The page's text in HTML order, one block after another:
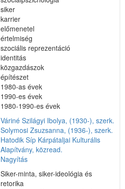
siker
karrier
előmenetel
értelmiség
szociális reprezentáció
identitás
közgazdászok
építészet
1980-as évek
1990-es évek
1980-1990-es évek
Váriné Szilágyi Ibolya, (1930-), szerk.
Solymosi Zsuzsanna, (1936-), szerk.
Hatodik Síp Kárpátaljai Kulturális
Alapítvány, közread.
Nagyítás
Siker-minta, siker-ideológia és
retorika